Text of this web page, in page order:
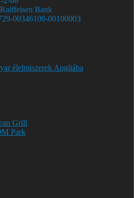
Raiffeisen Bank
00346100-00100003
élelmiszerek Angliába
Grill
Park